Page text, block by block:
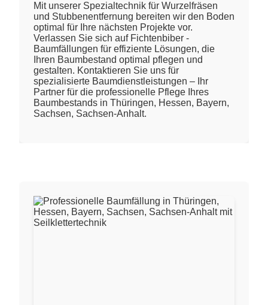
Mit unserer Spezialtechnik für Wurzelfräsen
und Stubbenentfernung bereiten wir den Boden
optimal für Ihre nächsten Projekte vor.
Verlassen Sie sich auf Fichtenbiber -
Baumfällungen für effiziente Lösungen, die
Ihren Baumbestand optimal pflegen und
gestalten. Kontaktieren Sie uns für
spezialisierte Baumdienstleistungen – Ihr
Partner für die professionelle Pflege Ihres
Baumbestands in Thüringen, Hessen, Bayern,
Sachsen, Sachsen-Anhalt.